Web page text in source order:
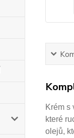
Krém s
které
olejů,